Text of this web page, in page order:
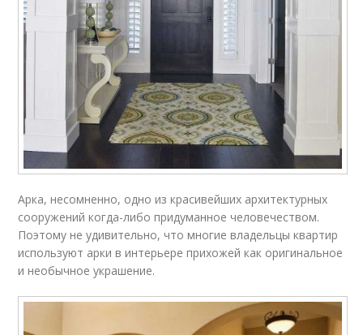
Арка, несомненно, одно из красивейших архитектурных
сооружений когда-либо придуманное человечеством.
Поэтому не удивительно, что многие владельцы квартир
используют арки в интерьере прихожей как оригинальное
и необычное украшение.